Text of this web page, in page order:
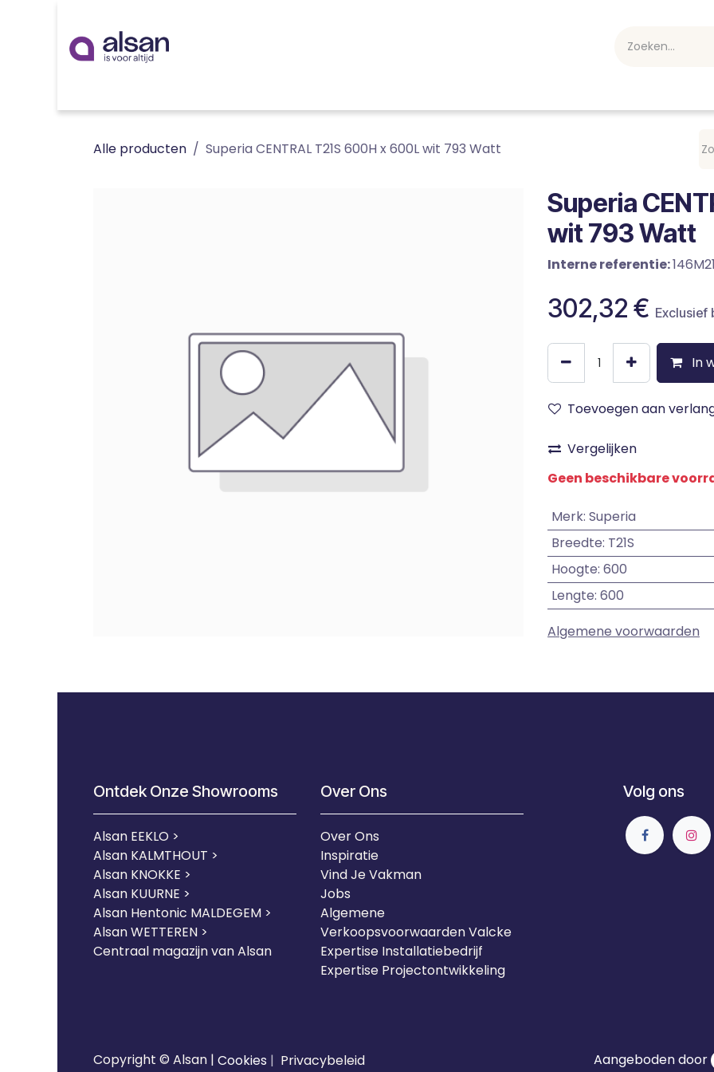
Alle producten Superia CENTRAL T21S 600H x 600L wit 793 Watt
Superia
wit 793 Watt
Interne referentie:
302,32 € Exclusief
In
Toevoegen aan
Vergelijken
Geen beschikbare
Merk: Superia
Breedte: T21S
Hoogte: 600
Lengte: 600
Algemene voorwaarden
Ontdek Onze Showrooms
Alsan EEKLO >
Alsan KALMTHOUT >
Alsan KNOKKE >
Alsan KUURNE >
Alsan Hentonic MALDEGEM >
Alsan WETTEREN >
Centraal magazijn van Alsan
Over Ons
Over Ons
Inspiratie
Vind Je Vakman
Jobs
Algemene
Verkoopsvoorwaarden Valcke
Expertise Installatiebedrijf
Expertise Projectontwikkeling
Volg ons
Copyright © Alsan | Cookies | Privacybeleid Aangeboden door